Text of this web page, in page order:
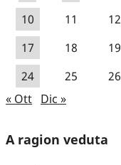
10
11 12
17
18 19
24
25 26
« Ott Dic »
A ragion veduta